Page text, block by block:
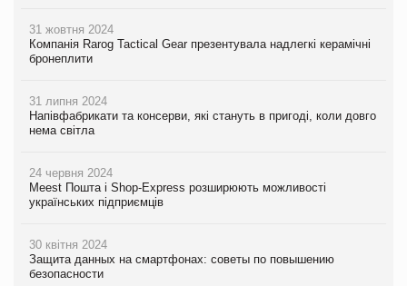
31 жовтня 2024
Компанія Rarog Tactical Gear презентувала надлегкі керамічні
бронеплити
31 липня 2024
Напівфабрикати та консерви, які стануть в пригоді, коли довго
нема світла
24 червня 2024
Meest Пошта і Shop-Express розширюють можливості
українських підприємців
30 квітня 2024
Защита данных на смартфонах: советы по повышению
безопасности